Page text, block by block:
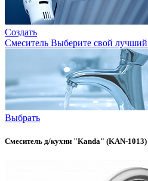
Создать
Смеситель Выберите свой лучший
Выбрать
Смеситель д/кухни "Kanda" (KAN-